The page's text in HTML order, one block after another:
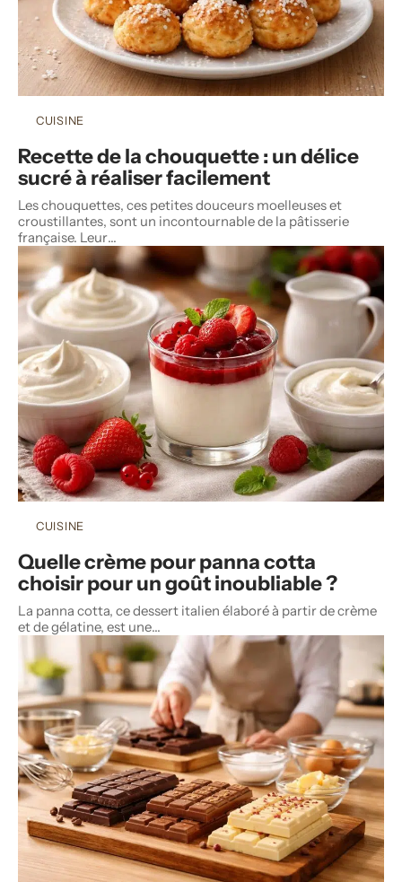
CUISINE
Recette de la chouquette : un délice
sucré à réaliser facilement
Les chouquettes, ces petites douceurs moelleuses et
croustillantes, sont un incontournable de la pâtisserie
française. Leur…
CUISINE
Quelle crème pour panna cotta
choisir pour un goût inoubliable ?
La panna cotta, ce dessert italien élaboré à partir de crème
et de gélatine, est une…